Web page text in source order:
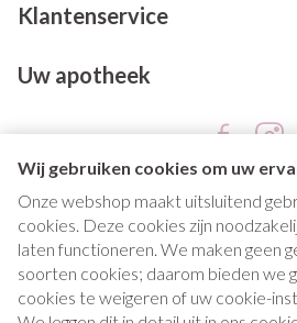
Wij gebruiken cookies om uw
Onze webshop maakt uitsluitend
cookies. Deze cookies zijn
laten functioneren. We maken geen
soorten cookies; daarom bieden we
cookies te weigeren of uw cookie-
Klantenservice
Uw apotheek
Juridische links